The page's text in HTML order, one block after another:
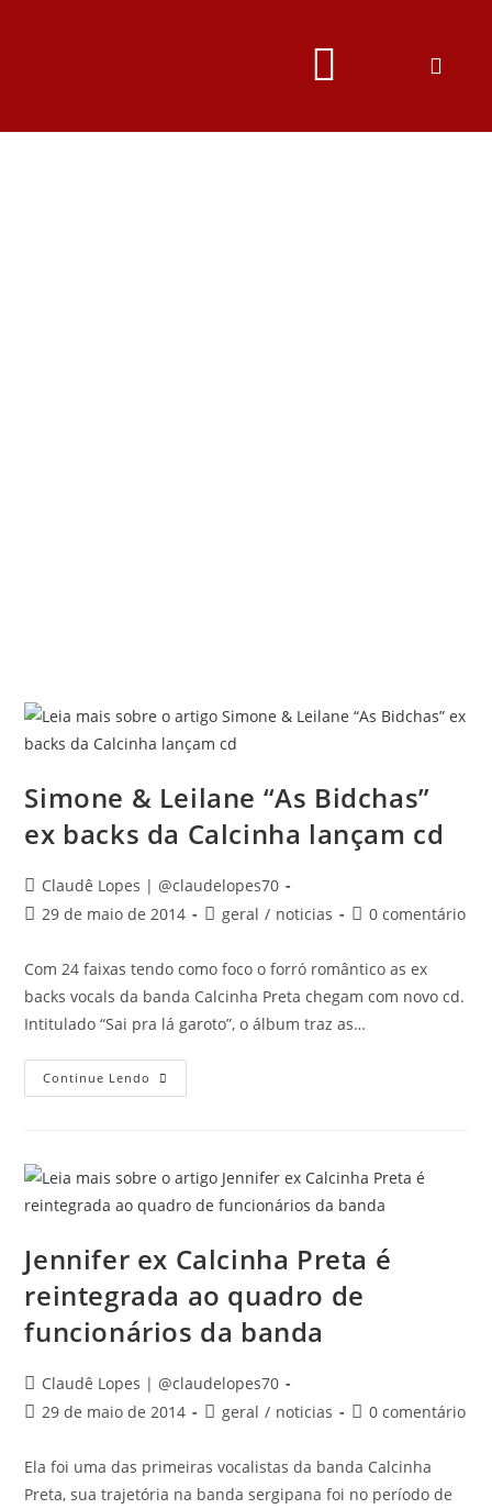
Simone & Leilane “As Bidchas”
ex backs da Calcinha lançam cd
Claudê Lopes | @claudelopes70
29 de maio de 2014
geral / noticias 0 comentário
Com 24 faixas tendo como foco o forró romântico as ex
backs vocals da banda Calcinha Preta chegam com novo cd.
Intitulado “Sai pra lá garoto”, o álbum traz as…
Continue Lendo
Jennifer ex Calcinha Preta é
reintegrada ao quadro de
funcionários da banda
Claudê Lopes | @claudelopes70
29 de maio de 2014
geral / noticias 0 comentário
Ela foi uma das primeiras vocalistas da banda Calcinha
Preta, sua trajetória na banda sergipana foi no período de